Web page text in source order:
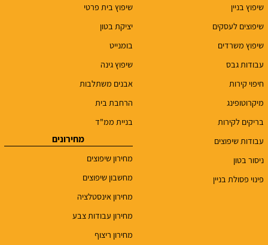
שיפוץ בניין
שיפוצים לעסקים
שיפוץ משרדים
עבודות גבס
חיפוי קירות
מיקרוטופינג
בריקים לקירות
עבודות שיפוצים
ניסור בטון
פינוי פסולת בניין
שיפוץ בית פרטי
יציקת בטון
בומנייט
שיפוץ גינה
אבנים משתלבות
הרחבת בית
בניית ממ"ד
מחירונים
מחירון שיפוצים
מחשבון שיפוצים
מחירון אינסטלציה
מחירון עבודות צבע
מחירון ריצוף